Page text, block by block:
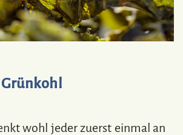
wohl jeder zuerst einmal an